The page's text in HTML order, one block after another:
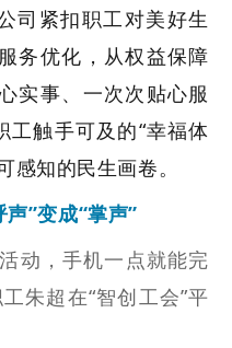
司紧扣职工对美好生
务优化，从权益保障
实事、一次次贴心服
工触手可及的“幸福体
感知的民生画卷。
声”变成“掌声”
动，手机一点就能完
朱超在“智创工会”平